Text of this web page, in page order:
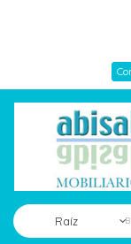
Raíz